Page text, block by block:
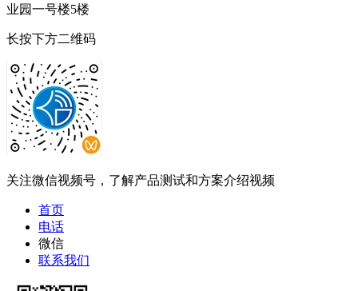
业园一号楼5楼
长按下方二维码
关注微信视频号，了解产品测试和方案介绍视频
首页
电话
微信
联系我们